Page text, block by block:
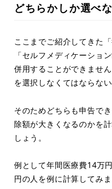
どちらかしか選べ
ここまでご紹介してきた
「セルフメディケーショ
併用することができませ
を選択しなくてはならない
そのためどちらも申告で
除額が大きくなるのかを
しょう。
例として年間医療費14万
円の人を例に計算してみま